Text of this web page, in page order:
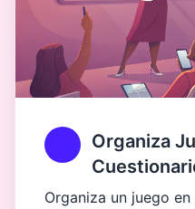
Organiza
Organiza un juego